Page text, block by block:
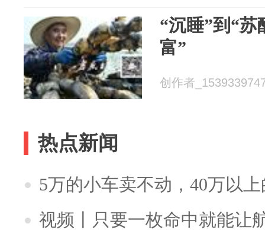
“沉睡”到“苏
富”
创作者
热点新闻
5万的小车卖不动，40万以
视频丨只要一枚命中就能让